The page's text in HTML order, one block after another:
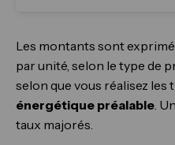
Les montants sont
par unité, selon le type de
selon que vous réalisez les
énergétique préalable.
taux majorés.